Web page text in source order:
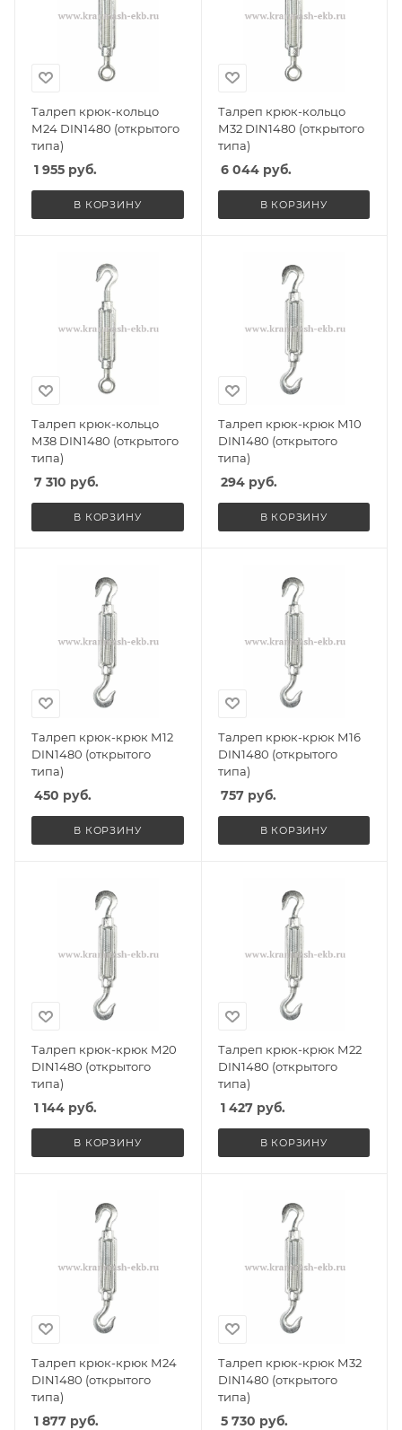
Талреп крюк-кольцо
М24 DIN1480 (открытого
типа)
1 955 руб.
В КОРЗИНУ
Талреп крюк-кольцо
М32 DIN1480 (открытого
типа)
6 044руб.
В КОРЗИНУ
Талреп крюк-кольцо
М38 DIN1480 (открытого
типа)
7 310 руб.
В КОРЗИНУ
Талреп крюк-крюк М10
DIN1480 (открытого
типа)
294руб.
В КОРЗИНУ
Талреп крюк-крюк М12
DIN1480 (открытого
типа)
450 руб.
В КОРЗИНУ
Талреп крюк-крюк М16
DIN1480 (открытого
типа)
757руб.
В КОРЗИНУ
Талреп крюк-крюк М20
DIN1480 (открытого
типа)
1 144 руб.
В КОРЗИНУ
Талреп крюк-крюк М22
DIN1480 (открытого
типа)
1 427руб.
В КОРЗИНУ
Талреп крюк-крюк М24
DIN1480 (открытого
типа)
1 877 руб.
Талреп крюк-крюк М32
DIN1480 (открытого
типа)
5 730 руб.